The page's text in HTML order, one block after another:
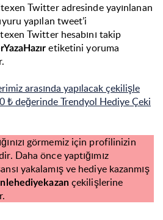
Twitter adresinde yayınlanan
yapılan tweet’i
Twitter hesabını takip
etiketini yoruma
arasında yapılacak çekilişle
₺değerinde Trendyol Hediye Çeki
görmemiz için profilinizin
Daha önce yaptığımız
yakalamış ve hediye kazanmış
çekilişlerine